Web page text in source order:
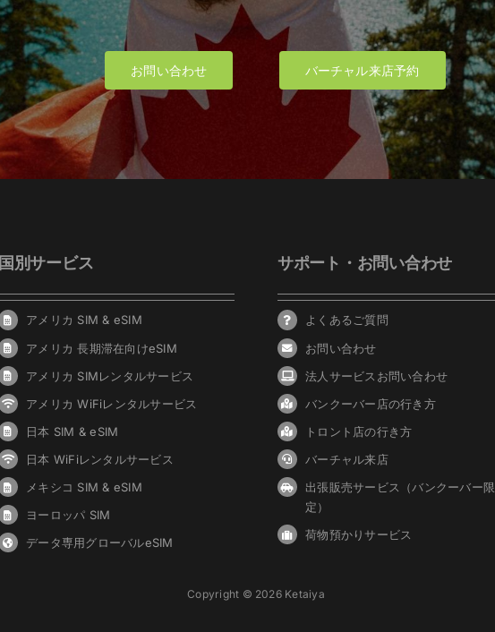
お問い合わせ バーチャル来店予約
国別サービス
アメリカ SIM & eSIM
アメリカ 長期滞在向けeSIM
アメリカ SIMレンタルサービス
アメリカ WiFiレンタルサービス
日本 SIM & eSIM
日本 WiFiレンタルサービス
メキシコ SIM & eSIM
ヨーロッパ SIM
データ専用グローバルeSIM
サポート・お問い合わせ
よくあるご質問
お問い合わせ
法人サービスお問い合わせ
バンクーバー 店の行き方
トロント店の行き方
バーチャル来店
出張販売サービス（バンクーバー限
定）
荷物預かりサービス
Copyright © 2026 Ketaiya